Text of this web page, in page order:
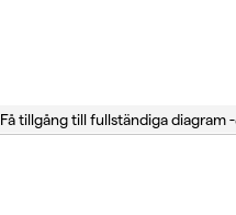
Få tillgång till fullständiga diagram -